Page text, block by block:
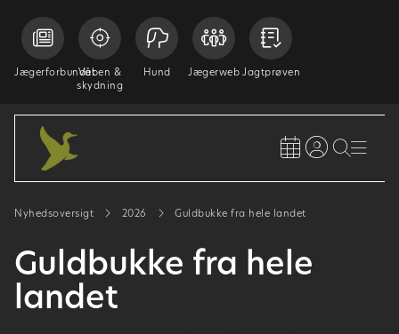
JægerforbundetVåben &
skydning
Hund Jægerweb Jagtprøven
Nyhedsoversigt 2026 Guldbukke fra hele landet
Guldbukke fra hele
landet